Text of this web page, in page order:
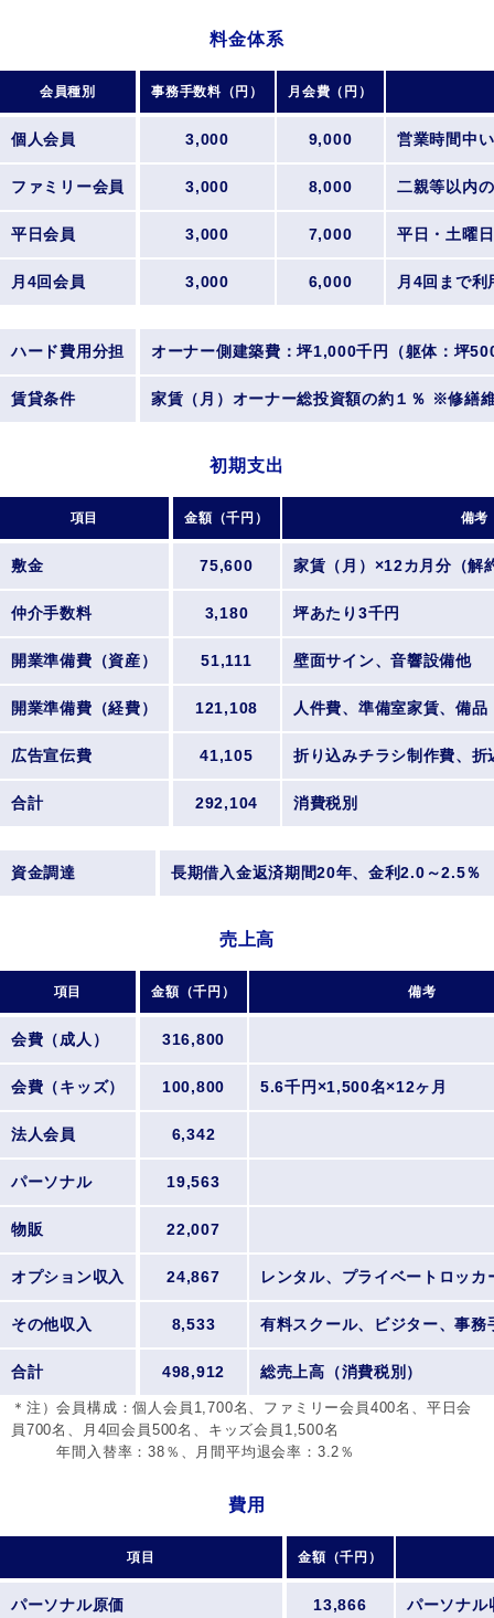
料金体系
会員種別 事務手数料（円） 月会費（円）
個人会員 3,000 9,000 営業時間中
ファミリー会員 3,000 8,000 二親等以内
平日会員 3,000 7,000 平日・土曜
月4回会員 3,000 6,000 月4回まで利
ハード費用分担 オーナー側建築費：坪1,000千円（躯体：坪
賃貸条件 家賃（月）オーナー総投資額の約１％ ※修繕
初期支出
項目 金額（千円） 備考
敷金 75,600 家賃（月）×12カ月分（解
仲介手数料 3,180 坪あたり3千円
開業準備費（資産） 51,111 壁面サイン、音響設備他
開業準備費（経費） 121,108 人件費、準備室家賃、備品
広告宣伝費 41,105 折り込みチラシ制作費、
合計 292,104 消費税別
資金調達 長期借入金返済期間20年、金利2.0～2.5％
売上高
項目 金額（千円） 備考
会費（成人） 316,800
会費（キッズ） 100,800 5.6千円×1,500名×12ヶ月
法人会員 6,342
パーソナル 19,563
物販 22,007
オプション収入 24,867 レンタル、プライベートロッカ
その他収入 8,533 有料スクール、ビジター、事務
合計 498,912 総売上高（消費税別）
＊注）会員構成：個人会員1,700名、ファミリー会員400名、平日会
員700名、月4回会員500名、キッズ会員1,500名
年間入替率：38％、月間平均退会率：3.2％
費用
項目 金額（千円）
パーソナル原価 13,866 パーソナル